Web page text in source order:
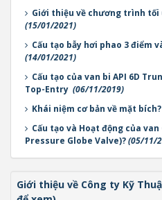
Giới thiệu về chương trình tối
(15/01/2021)
Cấu tạo bẫy hơi phao 3 điểm
(14/01/2021)
Cấu tạo của van bi API 6D
Top-Entry (06/11/2019)
Khái niệm cơ bản về mặt
Cấu tạo và Hoạt động của
Pressure Globe Valve)?(05/11/
Giới thiệu về Công ty Kỹ